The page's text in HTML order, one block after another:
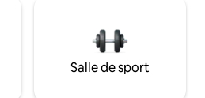
Salle de sport